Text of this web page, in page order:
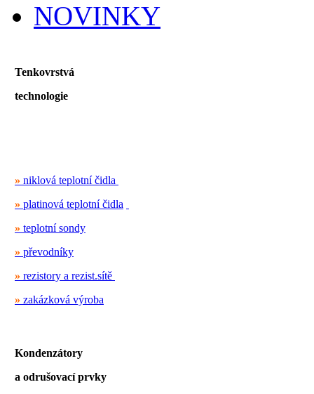
NOVINKY
Tenkovrstvá
technologie
» niklová teplotní čidla
» platinová teplotní čidla
» teplotní sondy
» převodníky
» rezistory a rezist.sítě
» zakázková výroba
Kondenzátory
a odrušovací prvky